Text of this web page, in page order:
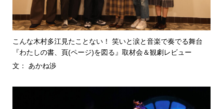
こんな木村多江見たことない！ 笑いと涙と音楽で奏でる舞台
『わたしの書、頁(ページ)を図る』取材会＆観劇レビュー
文： あかね渉